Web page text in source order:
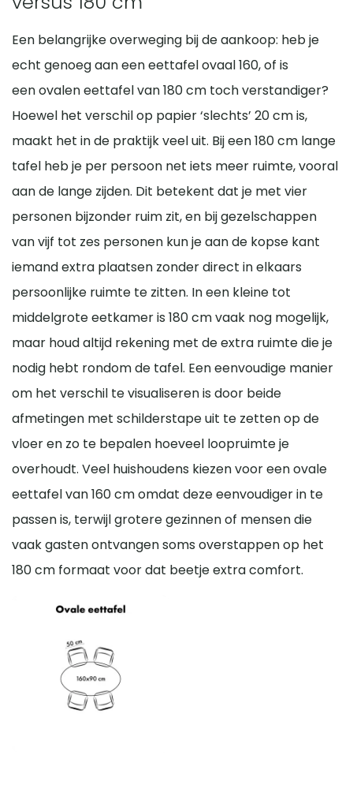
tafel vrijwel altijd passen. Voor incidenteel bezoek of een
kind kan er op één van de kopse kanten een extra stoel
worden bijgeplaatst, maar structureel is dat niet
tafel en stoelen na te bootsen. Zo zie je precies hoe alles
uitkomt voordat je de tafel daadwerkelijk aanschaft.
eetkamer, mits je rekening houdt met genoeg vrije ruimte
rondom de tafel. Meestal wordt als richtlijn gehanteerd dat
je minimaal 70 cm afstand tussen de tafelrand en de
muur, kast of radiator moet houden, zodat je de stoel naar
achteren kunt schuiven en gemakkelijk rondloopt. In kleine
eettafel ovaal 160 een van de populairste keuzes. Tip:
Plaats de tafel licht schuin of gebruik een eetkamerbank
aan één zijde om ruimte te winnen.
structureel meer mensen aanschuiven dan is een grotere
maat verstandiger. Ook kan het zoeken naar een geschikt
kleden passen niet altijd goed. Ten slotte is het aanbod van
uitschuifbare ovale tafels in deze maat beperkter dan bij
grotere modellen. Daarnaast is een ovale tafel soms
prijziger dan een rechthoek van vergelijkbare afmetingen,
omdat de productie complexer kan zijn. Zoek je maximale
flexibiliteit en wil je regelmatig de setting aanpassen voor
meer gasten, overweeg dan of een grotere of
Een belangrijke overweging bij de aankoop: heb je
echt genoeg aan een eettafel ovaal 160, of is
een ovalen eettafel van 180 cm toch verstandiger?
Hoewel het verschil op papier ‘slechts’ 20 cm is,
maakt het in de praktijk veel uit. Bij een 180 cm lange
tafel heb je per persoon net iets meer ruimte, vooral
aan de lange zijden. Dit betekent dat je met vier
personen bijzonder ruim zit, en bij gezelschappen
van vijf tot zes personen kun je aan de kopse kant
iemand extra plaatsen zonder direct in elkaars
persoonlijke ruimte te zitten. In een kleine tot
middelgrote eetkamer is 180 cm vaak nog mogelijk,
maar houd altijd rekening met de extra ruimte die je
nodig hebt rondom de tafel. Een eenvoudige manier
om het verschil te visualiseren is door beide
afmetingen met schilderstape uit te zetten op de
vloer en zo te bepalen hoeveel loopruimte je
overhoudt. Veel huishoudens kiezen voor een ovale
eettafel van 160 cm omdat deze eenvoudiger in te
passen is, terwijl grotere gezinnen of mensen die
vaak gasten ontvangen soms overstappen op het
180 cm formaat voor dat beetje extra comfort.